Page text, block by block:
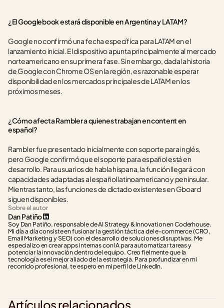
¿El Googlebook estará disponible en Argentina y LATAM?
Google no confirmó una fecha específica para LATAM en el
lanzamiento inicial. El dispositivo apunta principalmente al mercado
norteamericano en su primera fase. Sin embargo, dada la historia
de Google con Chrome OS en la región, es razonable esperar
disponibilidad en los mercados principales de LATAM en los
próximos meses.
¿Cómo afecta Rambler a quienes trabajan en content en
español?
Rambler fue presentado inicialmente con soporte para inglés,
pero Google confirmó que el soporte para español está en
desarrollo. Para usuarios de habla hispana, la función llegará con
capacidades adaptadas al español latinoamericano y peninsular.
Mientras tanto, las funciones de dictado existentes en Gboard
siguen disponibles.
Sobre el autor
Dan Patiño
Soy Dan Patiño, responsable de AI Strategy & Innovation en Coderhouse.
Mi día a día consiste en fusionar la gestión táctica del e-commerce (CRO,
Email Marketing y SEO) con el desarrollo de soluciones disruptivas. Me
especializo en crear apps internas con IA para automatizar tareas y
potenciar la innovación dentro del equipo. Creo fielmente que la
tecnología es el mejor aliado de la estrategia. Para profundizar en mi
recorrido profesional, te espero en mi perfil de LinkedIn.
Artículos relacionados